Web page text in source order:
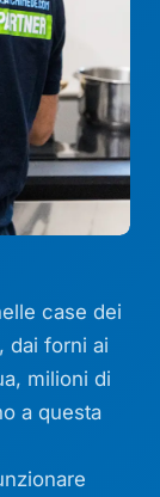
case dei
dai forni ai
milioni di
a questa